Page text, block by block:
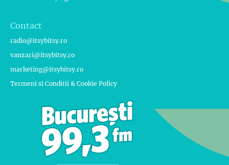
Contact
radio@itsybitsy.ro
vanzari@itsybitsy.ro
marketing@itsybitsy.ro
Termeni si Conditii & Cookie Policy